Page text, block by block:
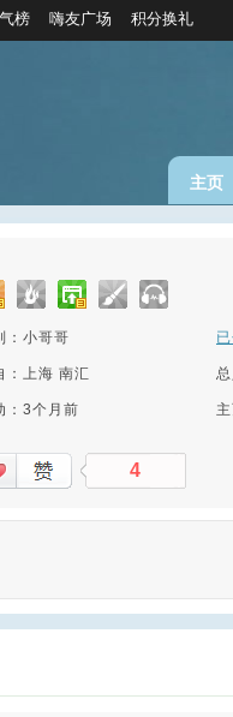
榜 嗨友广场 积分换礼
主页
：小哥哥
：上海 南汇
：3个月前
4